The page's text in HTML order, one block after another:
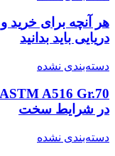
دریایی باید بدانید
دسته‌بندی نشده
در شرایط سخت
دسته‌بندی نشده